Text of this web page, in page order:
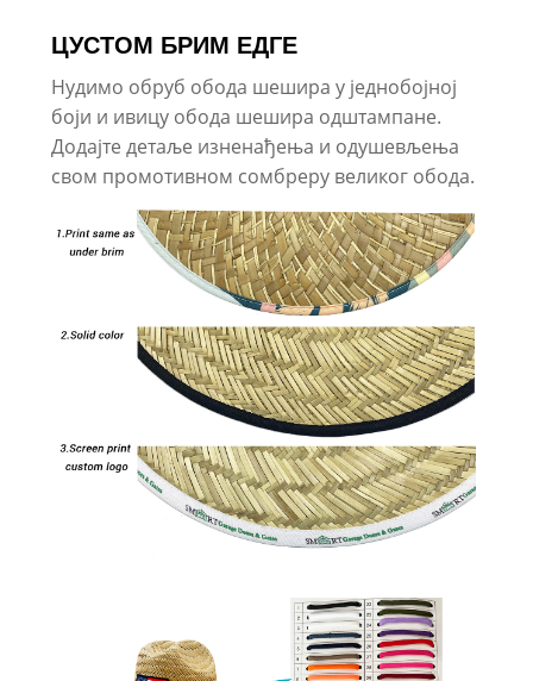
ЦУСТОМ БРИМ ЕДГЕ
Нудимо обруб обода шешира у једнобојној
боји и ивицу обода шешира одштампане.
Додајте детаље изненађења и одушевљења
свом промотивном сомбреру великог обода.